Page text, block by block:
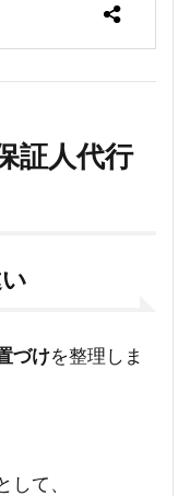
証人代行
づけを整理しま
て、